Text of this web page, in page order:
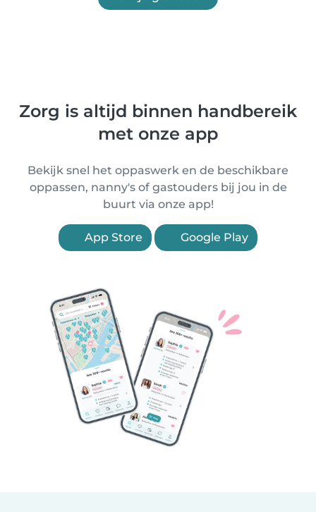
Zorg is altijd binnen handbereik
met onze app
Bekijk snel het oppaswerk en de beschikbare
oppassen, nanny's of gastouders bij jou in de
buurt via onze app!
App Store Google Play